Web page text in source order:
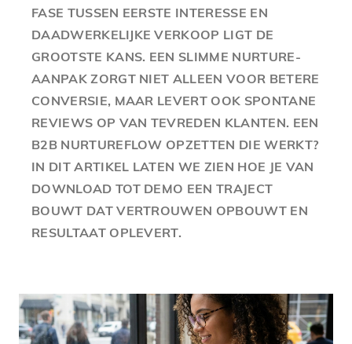
FASE TUSSEN EERSTE INTERESSE EN
DAADWERKELIJKE VERKOOP LIGT DE
GROOTSTE KANS. EEN SLIMME NURTURE-
AANPAK ZORGT NIET ALLEEN VOOR BETERE
CONVERSIE, MAAR LEVERT OOK SPONTANE
REVIEWS OP VAN TEVREDEN KLANTEN. EEN
B2B NURTUREFLOW OPZETTEN DIE WERKT?
IN DIT ARTIKEL LATEN WE ZIEN HOE JE VAN
DOWNLOAD TOT DEMO EEN TRAJECT
BOUWT DAT VERTROUWEN OPBOUWT EN
RESULTAAT OPLEVERT.